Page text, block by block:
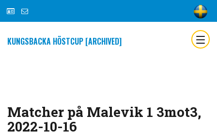
KUNGSBACKA HÖSTCUP [ARCHIVED]
Matcher på Malevik 1 3mot3,
2022-10-16